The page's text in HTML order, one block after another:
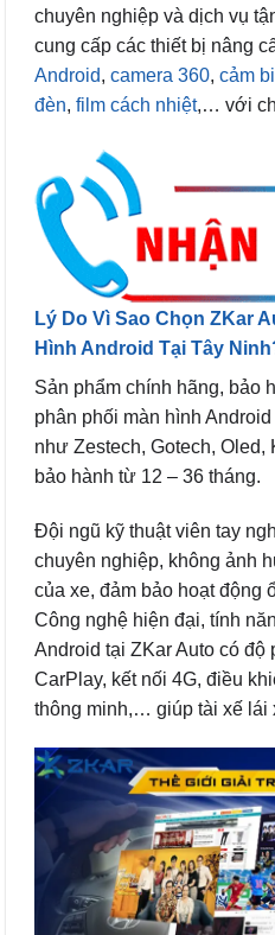
chuyên nghiệp và dịch vụ
cung cấp các thiết bị nâng
Android, camera 360, cảm
đèn, film cách nhiệt,… với
Lý Do Vì Sao Chọn ZKar
Hình Android Tại Tây
Sản phẩm chính hãng, bảo
phân phối màn hình
như Zestech, Gotech, Oled,
bảo hành từ 12 – 36 tháng.
Đội ngũ kỹ thuật viên tay
chuyên nghiệp, không ảnh
của xe, đảm bảo hoạt động
Công nghệ hiện đại, tính
Android tại ZKar Auto có
CarPlay, kết nối 4G, điều
thông minh,… giúp tài xế lái